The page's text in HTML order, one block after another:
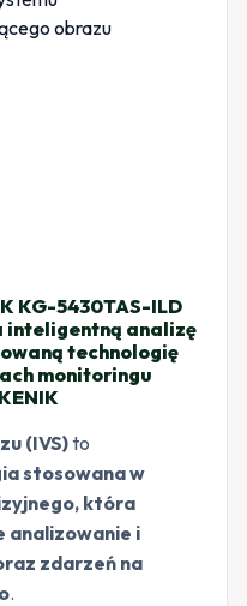
KG-5430TAS-ILD
inteligentną analizę
technologię
monitoringu
(IVS)to
stosowana w
która
analizowanie i
zdarzeń na
.